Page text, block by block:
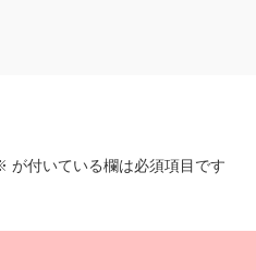
が付いている欄は必須項目です